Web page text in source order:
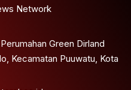
Network
Green Dirland
Kecamatan Puuwatu, Kota